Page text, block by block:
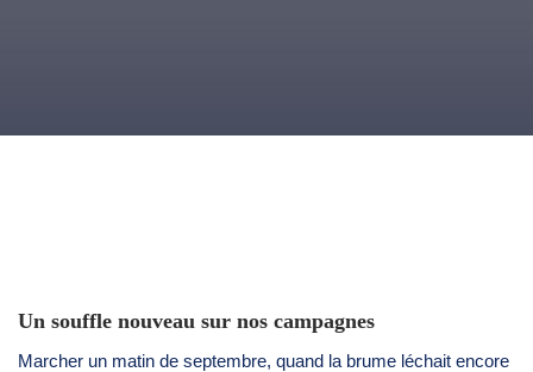
Un souffle nouveau sur nos campagnes
Marcher un matin de septembre, quand la brume léchait encore